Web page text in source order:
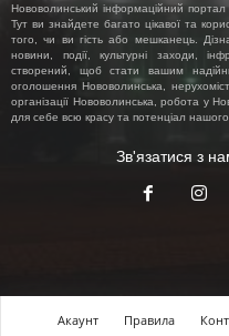
Нововолинський інформаційний портал
Тут ви знайдете багато цікавої та
того, чи ви гість або мешканець.
новини, події, культурні заходи,
створений, щоб стати вашим
оголошення Нововолинська,
організації Нововолинська, робота у
для себе всю красу та потенціал нашого
Зв'язатися з
Акаунт Правила